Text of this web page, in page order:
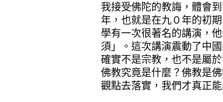
我接受佛陀的教誨，體會
年，也就是在九０年的初
學有一次很著名的講演，
須」。這次講演震動了中
確實不是宗教，也不是屬
佛教究竟是什麼？佛教是
觀點去落實，我們才真正